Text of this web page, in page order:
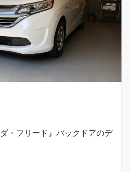
・フリード』バックドアのデ